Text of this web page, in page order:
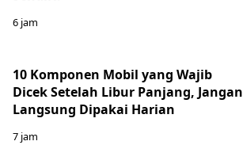
6 jam
10 Komponen Mobil yang Wajib
Dicek Setelah Libur Panjang, Jangan
Langsung Dipakai Harian
7 jam